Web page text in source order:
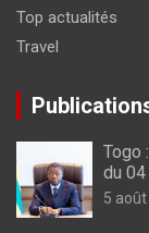
Top actualités
Travel
Togo
du
5